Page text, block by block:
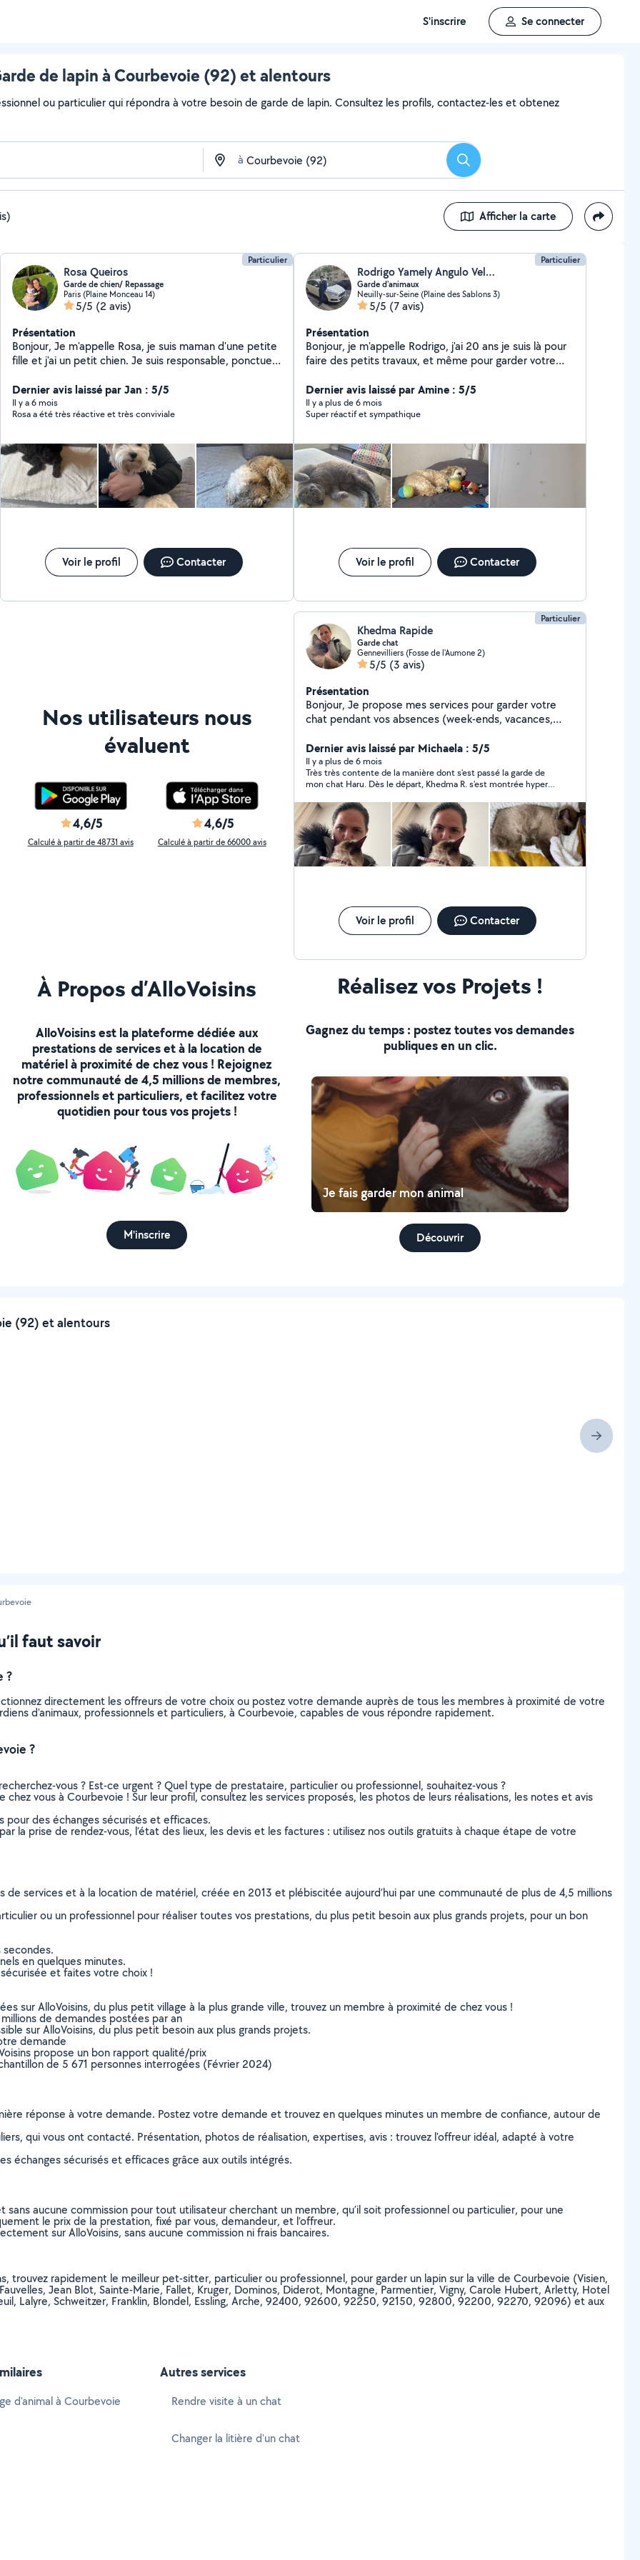
S'inscrire Se connecter
de lapin à Courbevoie (92) et alentours
ou particulier qui répondra à votre besoin de garde de lapin. Consultez les profils, contactez-les et obtenez
à Rechercher
Afficher la carte
Particulier
Rosa Queiros
Garde de chien/ Repassage
Paris (Plaine Monceau 14)
5/5 (2 avis)
Présentation
Bonjour, Je m'appelle Rosa, je suis maman d'une petite
fille et j'ai un petit chien. Je suis responsable, ponctuel
journée donc, n'hésitez pas à me solliciter. Je serai
ravie de pouvoir vous aider.
Dernier avis laissé par Jan : 5/5
Il y a 6 mois
Rosa a été très réactive et très conviviale
Voir le profil Contacter
Particulier
Rodrigo Yamely Angulo Velarde
Garde d'animaux
Neuilly-sur-Seine (Plaine des Sablons 3)
5/5 (7 avis)
Présentation
Bonjour, je m'appelle Rodrigo, j'ai 20 ans je suis là pour
faire des petits travaux, et même pour garder votre
Dernier avis laissé par Amine : 5/5
Il y a plus de 6 mois
Super réactif et sympathique
Voir le profil Contacter
Nos utilisateurs nous
évaluent
4,6/5
Calculé à partir de 48731 avis
4,6/5
Calculé à partir de 66000 avis
Particulier
Khedma Rapide
Garde chat
Gennevilliers (Fosse de l'Aumone 2)
5/5 (3 avis)
Présentation
Bonjour, Je propose mes services pour garder votre
chat pendant vos absences (week-ends, vacances,
à domicile pour m'occuper de votre compagnon :
Nourrir et changer l'eau Nettoyer la litière Jouer et
câliner votre chat Donner des nouvelles régulières
(photos/vidéos) Disponible à [votre ville/quartier].
Tarifs : à convenir ensemble selon la durée et la
fréquence des visites. N'hésitez pas à me contacter
pour plus d'informations !
Dernier avis laissé par Michaela : 5/5
Il y a plus de 6 mois
Très très contente de la manière dont s'est passé la garde de
mon chat Haru. Dès le départ, Khedma R. s'est montrée hyper
quasiment tous les jours et mon chat était visiblement
détendu. Je recommande à 100%. Un grand merci !
Voir le profil Contacter
À Propos d’AlloVoisins
AlloVoisins est la plateforme dédiée aux
prestations de services et à la location de
matériel à proximité de chez vous ! Rejoignez
notre communauté de 4,5 millions de membres,
professionnels et particuliers, et facilitez votre
quotidien pour tous vos projets !
M'inscrire
Réalisez vos Projets !
Gagnez du temps : postez toutes vos demandes
publiques en un clic.
Je fais garder mon animal
Découvrir
(92) et alentours
faut savoir
?
directement les offreurs de votre choix ou postez votre demande auprès de tous les membres à proximité de votre
d'animaux, professionnels et particuliers, à Courbevoie, capables de vous répondre rapidement.
?
vous ? Est-ce urgent ? Quel type de prestataire, particulier ou professionnel, souhaitez-vous ?
vous à Courbevoie ! Sur leur profil, consultez les services proposés, les photos de leurs réalisations, les notes et avis
pour des échanges sécurisés et efficaces.
la prise de rendez-vous, l’état des lieux, les devis et les factures : utilisez nos outils gratuits à chaque étape de votre
de services et à la location de matériel, créée en 2013 et plébiscitée aujourd’hui par une communauté de plus de 4,5 millions
ou un professionnel pour réaliser toutes vos prestations, du plus petit besoin aux plus grands projets, pour un bon
secondes.
en quelques minutes.
et faites votre choix !
sur AlloVoisins, du plus petit village à la plus grande ville, trouvez un membre à proximité de chez vous !
de demandes postées par an
sur AlloVoisins, du plus petit besoin aux plus grands projets.
demande
propose un bon rapport qualité/prix
de 5 671 personnes interrogées (Février 2024)
réponse à votre demande. Postez votre demande et trouvez en quelques minutes un membre de confiance, autour de
qui vous ont contacté. Présentation, photos de réalisation, expertises, avis : trouvez l'offreur idéal, adapté à votre
échanges sécurisés et efficaces grâce aux outils intégrés.
aucune commission pour tout utilisateur cherchant un membre, qu’il soit professionnel ou particulier, pour une
le prix de la prestation, fixé par vous, demandeur, et l’offreur.
sur AlloVoisins, sans aucune commission ni frais bancaires.
trouvez rapidement le meilleur pet-sitter, particulier ou professionnel, pour garder un lapin sur la ville de Courbevoie (Visien,
Jean Blot, Sainte-Marie, Fallet, Kruger, Dominos, Diderot, Montagne, Parmentier, Vigny, Carole Hubert, Arletty, Hotel
Lalyre, Schweitzer, Franklin, Blondel, Essling, Arche, 92400, 92600, 92250, 92150, 92800, 92200, 92270, 92096) et aux
d'animal à Courbevoie
Autres services
Rendre visite à un chat
Changer la litière d'un chat